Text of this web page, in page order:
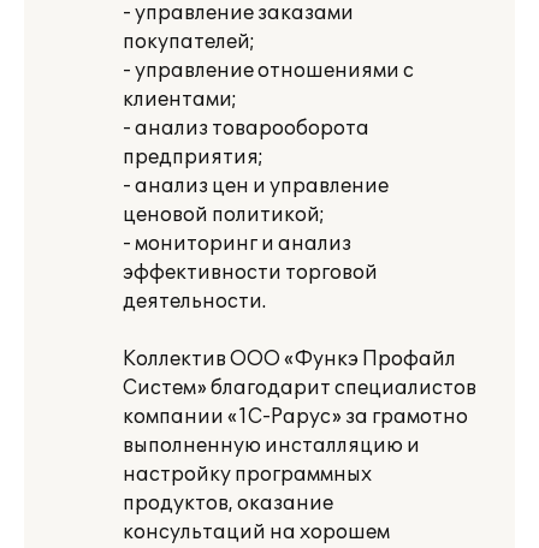
- управление заказами
покупателей;
- управление отношениями с
клиентами;
- анализ товарооборота
предприятия;
- анализ цен и управление
ценовой политикой;
- мониторинг и анализ
эффективности торговой
деятельности.
Коллектив ООО «Функэ Профайл
Систем» благодарит специалистов
компании «1С-Рарус» за грамотно
выполненную инсталляцию и
настройку программных
продуктов, оказание
консультаций на хорошем